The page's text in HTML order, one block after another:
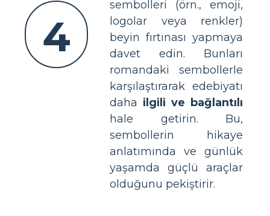
4
sembolleri (örn., emoji,
logolar veya renkler)
beyin fırtınası yapmaya
davet edin. Bunları
romandaki sembollerle
karşılaştırarak edebiyatı
daha ilgili ve bağlantılı
hale getirin. Bu,
sembollerin hikaye
anlatımında ve günlük
yaşamda güçlü araçlar
olduğunu pekiştirir.